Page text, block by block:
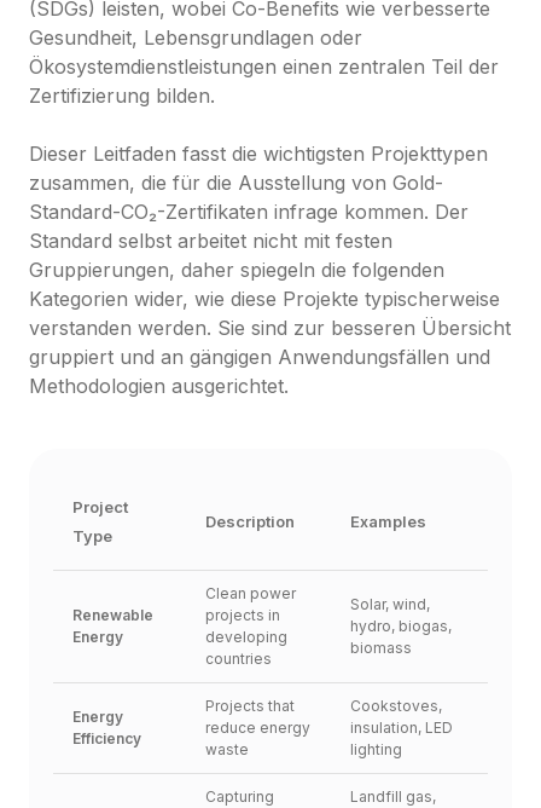
(SDGs) leisten, wobei Co-Benefits wie verbesserte
Gesundheit, Lebensgrundlagen oder
Ökosystemdienstleistungen einen zentralen Teil der
Zertifizierung bilden.
Dieser Leitfaden fasst die wichtigsten Projekttypen
zusammen, die für die Ausstellung von Gold-
Standard-CO₂-Zertifikaten infrage kommen. Der
Standard selbst arbeitet nicht mit festen
Gruppierungen, daher spiegeln die folgenden
Kategorien wider, wie diese Projekte typischerweise
verstanden werden. Sie sind zur besseren Übersicht
gruppiert und an gängigen Anwendungsfällen und
Methodologien ausgerichtet.
Project
Type
Description Examples
Renewable
Energy
Clean power
projects in
developing
countries
Solar, wind,
hydro, biogas,
biomass
Energy
Efficiency
Projects that
reduce energy
waste
Cookstoves,
insulation, LED
lighting
Capturing
Landfill gas,